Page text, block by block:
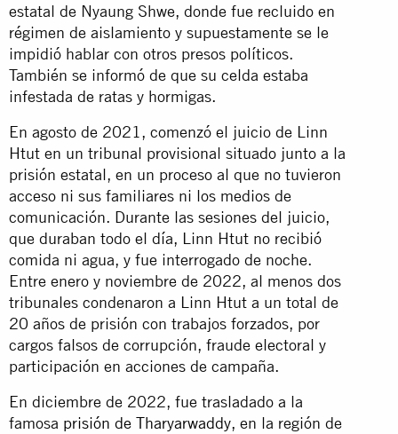
estatal de Nyaung Shwe, donde fue recluido en
régimen de aislamiento y supuestamente se le
impidió hablar con otros presos políticos.
También se informó de que su celda estaba
infestada de ratas y hormigas.
En agosto de 2021, comenzó el juicio de Linn
Htut en un tribunal provisional situado junto a la
prisión estatal, en un proceso al que no tuvieron
acceso ni sus familiares ni los medios de
comunicación. Durante las sesiones del juicio,
que duraban todo el día, Linn Htut no recibió
comida ni agua, y fue interrogado de noche.
Entre enero y noviembre de 2022, al menos dos
tribunales condenaron a Linn Htut a un total de
20 años de prisión con trabajos forzados, por
cargos falsos de corrupción, fraude electoral y
participación en acciones de campaña.
En diciembre de 2022, fue trasladado a la
famosa prisión de Tharyarwaddy, en la región de